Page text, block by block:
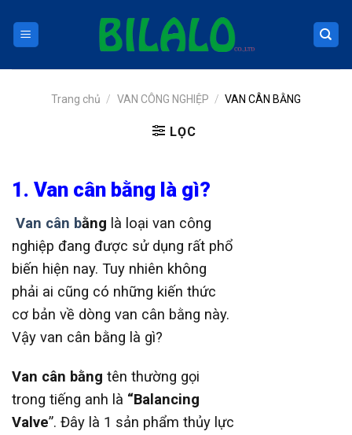
content
Trang chủ / VAN CÔNG NGHIỆP / VAN CÂN BẰNG
LỌC
1. Van cân bằng là gì?
Van cân bằng là loại van công
nghiệp đang được sử dụng rất phổ
biến hiện nay. Tuy nhiên không
phải ai cũng có những kiến thức
cơ bản về dòng van cân bằng này.
Vậy van cân bằng là gì?
Van cân bằng tên thường gọi
trong tiếng anh là “Balancing
Valve”. Đây là 1 sản phẩm thủy lực